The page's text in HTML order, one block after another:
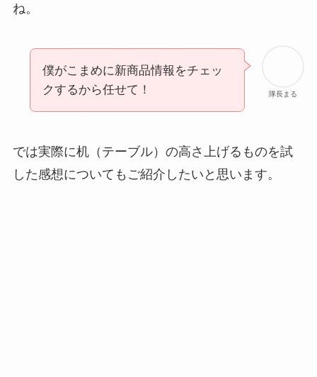
ね。
隊長まる
僕がこまめに新商品情報をチェッ
クするから任せて！
では実際に机（テーブル）の高さ上げるものを試
した感想についてもご紹介したいと思います。